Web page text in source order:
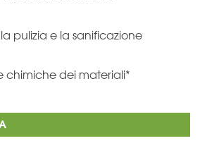
pulizia e la sanificazione
chimiche dei materiali*